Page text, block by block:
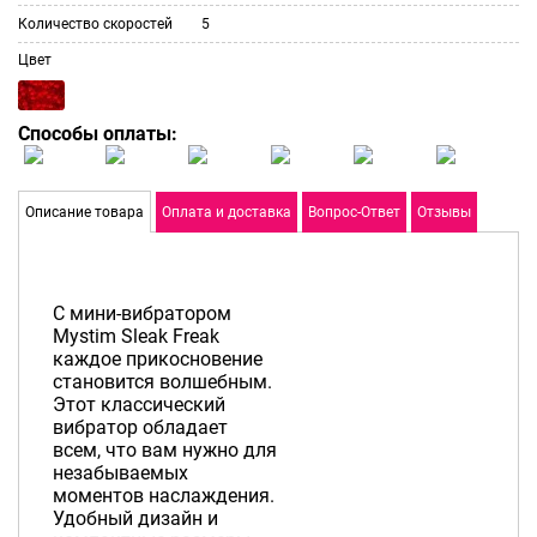
Количество скоростей 5
Цвет
Способы оплаты:
Описание товара Оплата и доставка Вопрос-Ответ Отзывы
С мини-вибратором
Mystim Sleak Freak
каждое прикосновение
становится волшебным.
Этот классический
вибратор обладает
всем, что вам нужно для
незабываемых
моментов наслаждения.
Удобный дизайн и